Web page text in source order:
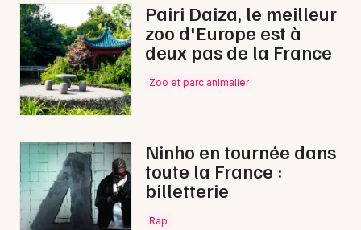
Pairi Daiza, le meilleur
zoo d'Europe est à
deux pas de la France
Zoo et parc animalier
Ninho en tournée dans
toute la France :
billetterie
Rap